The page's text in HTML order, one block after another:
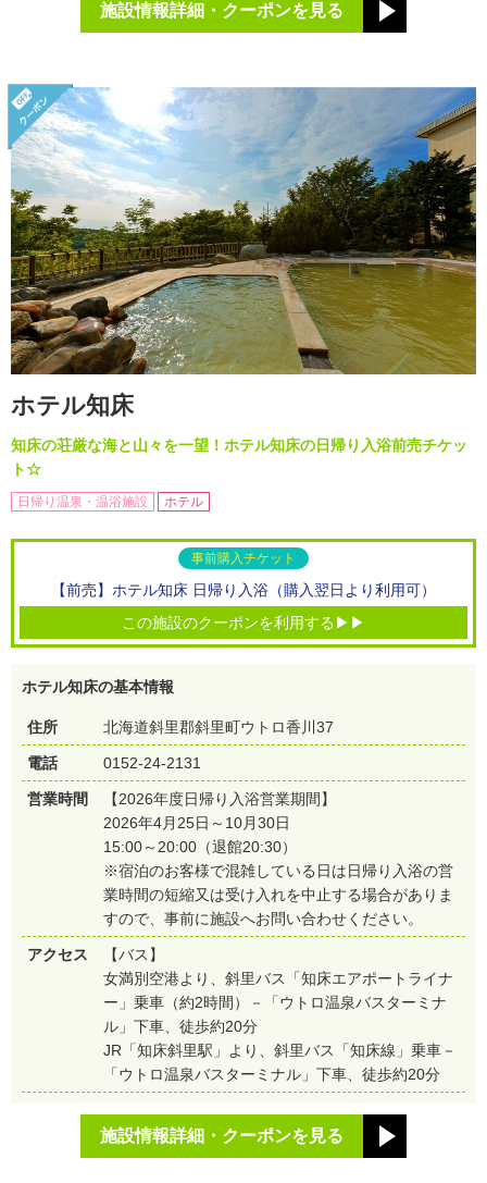
施設情報詳細・クーポンを見る
ホテル知床
知床の荘厳な海と山々を一望！ホテル知床の日帰り入浴前売チケッ
ト☆
日帰り温泉・温浴施設 ホテル
事前購入チケット
【前売】ホテル知床 日帰り入浴（購入翌日より利用可）
この施設のクーポンを利用する▶▶
ホテル知床の基本情報
住所 北海道斜里郡斜里町ウトロ香川37
電話 0152-24-2131
営業時間
【2026年度日帰り入浴営業期間】
2026年4月25日～10月30日
15:00～20:00（退館20:30）
※宿泊のお客様で混雑している日は日帰り入浴の営
業時間の短縮又は受け入れを中止する場合がありま
すので、事前に施設へお問い合わせください。
アクセス
【バス】
女満別空港より、斜里バス「知床エアポートライナ
ー」乗車（約2時間）－「ウトロ温泉バスターミナ
ル」下車、徒歩約20分
JR「知床斜里駅」より、斜里バス「知床線」乗車－
「ウトロ温泉バスターミナル」下車、徒歩約20分
施設情報詳細・クーポンを見る